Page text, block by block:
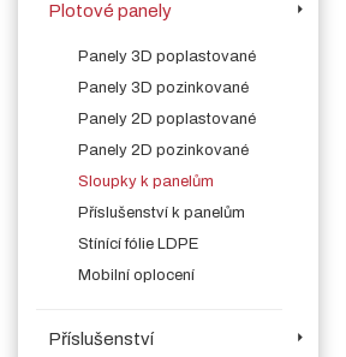
Plotové panely
Panely 3D poplastované
Panely 3D pozinkované
Panely 2D poplastované
Panely 2D pozinkované
Sloupky k panelům
Příslušenství k panelům
Stínící fólie LDPE
Mobilní oplocení
Příslušenství